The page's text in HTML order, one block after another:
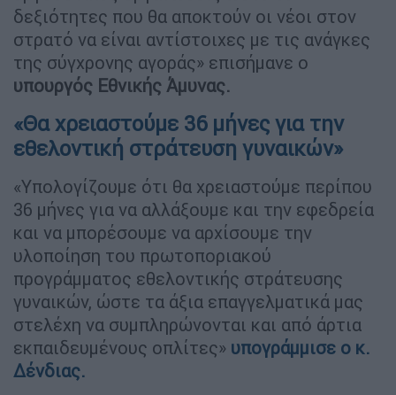
δεξιότητες που θα αποκτούν οι νέοι στον
στρατό να είναι αντίστοιχες με τις ανάγκες
της σύγχρονης αγοράς» επισήμανε ο
υπουργός Εθνικής Άμυνας.
«Θα χρειαστούμε 36 μήνες για την
εθελοντική στράτευση γυναικών»
«Υπολογίζουμε ότι θα χρειαστούμε περίπου
36 μήνες για να αλλάξουμε και την εφεδρεία
και να μπορέσουμε να αρχίσουμε την
υλοποίηση του πρωτοποριακού
προγράμματος εθελοντικής στράτευσης
γυναικών, ώστε τα άξια επαγγελματικά μας
στελέχη να συμπληρώνονται και από άρτια
εκπαιδευμένους οπλίτες» υπογράμμισε ο κ.
Δένδιας.